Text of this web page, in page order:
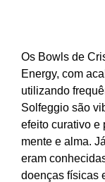
Os Bowls de
Energy, com
utilizando
Solfeggio são
efeito curativo e
mente e alma.
eram
doenças físicas